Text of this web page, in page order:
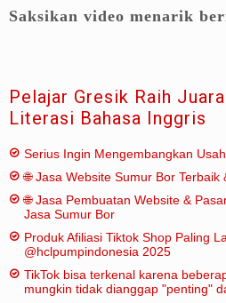
Saksikan video menarik
Pelajar Gresik Raih
Literasi Bahasa Inggris
Serius Ingin Mengembangkan
🌐 Jasa Website Sumur Bor
🌐 Jasa Pembuatan Website &
Jasa Sumur Bor
Produk Afiliasi Tiktok Shop Paling
@hclpumpindonesia 2025
TikTok bisa terkenal karena
mungkin tidak dianggap "penting"